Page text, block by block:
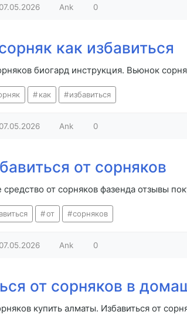
07.05.2026 Ank 0
как избавиться
биогард инструкция. Вьюнок
как избавиться
07.05.2026 Ank 0
от сорняков
от сорняков фазенда отзывы
от сорняков
07.05.2026 Ank 0
от сорняков в
купить алматы. Избавиться от